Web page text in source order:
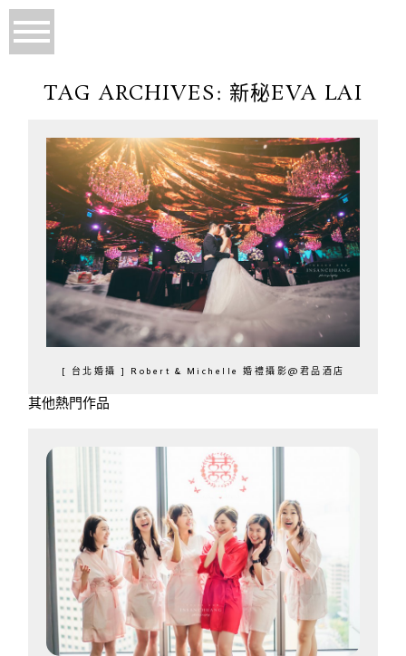
TAG ARCHIVES: 新秘EVA LAI
[ 台北婚攝 ] Robert & Michelle 婚禮攝影@君品酒店
其他熱門作品